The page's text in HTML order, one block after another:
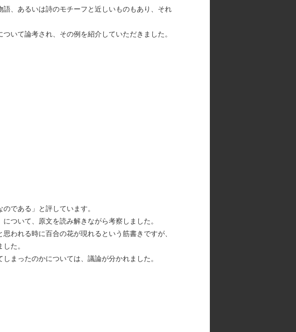
、あるいは詩のモチーフと近しいものもあり、それ
いて論考され、その例を紹介していただきました。
である」と評しています。
ついて、原文を読み解きながら考察しました。
われる時に百合の花が現れるという筋書きですが、
た。
まったのかについては、議論が分かれました。